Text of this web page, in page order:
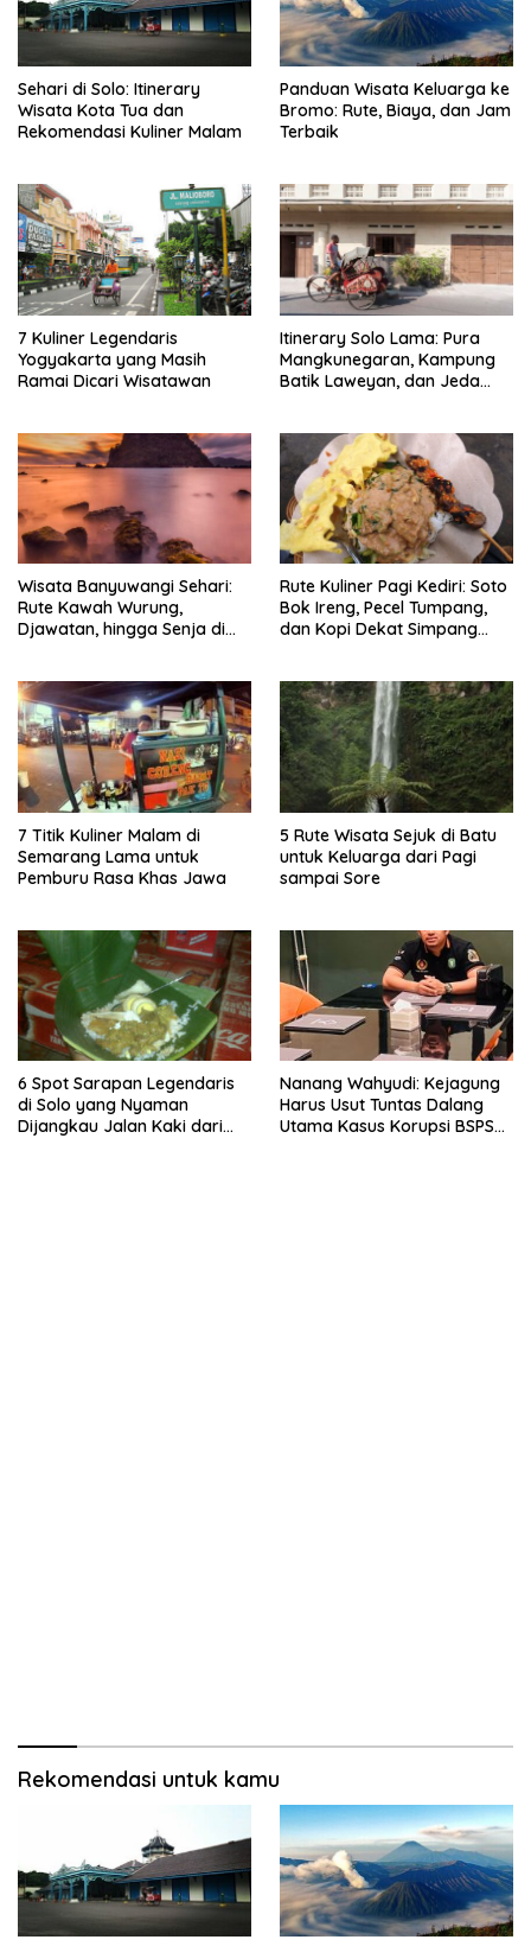
Sehari di Solo: Itinerary
Wisata Kota Tua dan
Rekomendasi Kuliner Malam
Panduan Wisata Keluarga ke
Bromo: Rute, Biaya, dan Jam
Terbaik
7 Kuliner Legendaris
Yogyakarta yang Masih
Ramai Dicari Wisatawan
Itinerary Solo Lama: Pura
Mangkunegaran, Kampung
Batik Laweyan, dan Jeda
Wisata Banyuwangi Sehari:
Rute Kawah Wurung,
Djawatan, hingga Senja di
Rute Kuliner Pagi Kediri: Soto
Bok Ireng, Pecel Tumpang,
dan Kopi Dekat Simpang
7 Titik Kuliner Malam di
Semarang Lama untuk
Pemburu Rasa Khas Jawa
5 Rute Wisata Sejuk di Batu
untuk Keluarga dari Pagi
sampai Sore
6 Spot Sarapan Legendaris
di Solo yang Nyaman
Dijangkau Jalan Kaki dari
Nanang Wahyudi: Kejagung
Harus Usut Tuntas Dalang
Utama Kasus Korupsi BSPS
Rekomendasi untuk kamu